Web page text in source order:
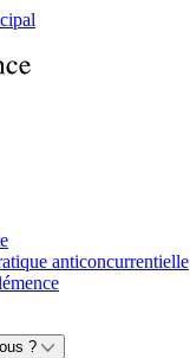
anticoncurrentielle
?